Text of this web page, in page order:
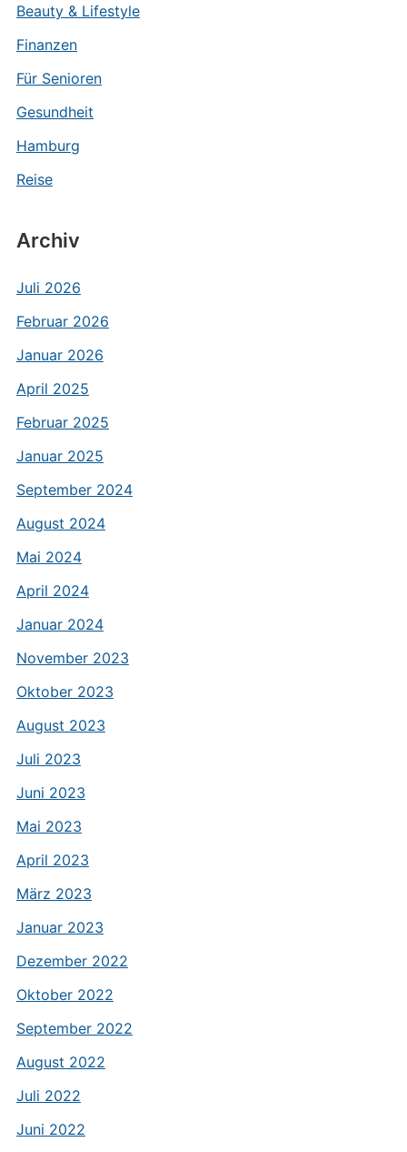
Beauty & Lifestyle
Finanzen
Für Senioren
Gesundheit
Hamburg
Reise
Archiv
Juli 2026
Februar 2026
Januar 2026
April 2025
Februar 2025
Januar 2025
September 2024
August 2024
Mai 2024
April 2024
Januar 2024
November 2023
Oktober 2023
August 2023
Juli 2023
Juni 2023
Mai 2023
April 2023
März 2023
Januar 2023
Dezember 2022
Oktober 2022
September 2022
August 2022
Juli 2022
Juni 2022